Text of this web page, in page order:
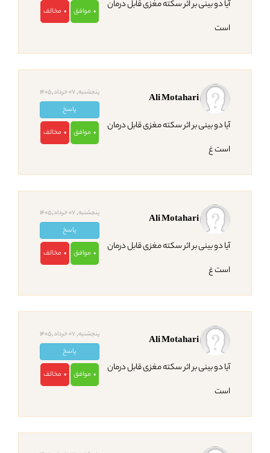
0 موافق 0 مخالف
آیا دو بینی بر اثر سکته مغزی قابل درمان
است
پنجشنبه, 07 خرداد,1405
پاسخ
0 موافق 0 مخالف
آیا دو بینی بر اثر سکته مغزی قابل درمان
است غ
پنجشنبه, 07 خرداد,1405
پاسخ
0 موافق 0 مخالف
آیا دو بینی بر اثر سکته مغزی قابل درمان
است غ
پنجشنبه, 07 خرداد,1405
پاسخ
0 موافق 0 مخالف
آیا دو بینی بر اثر سکته مغزی قابل درمان
است